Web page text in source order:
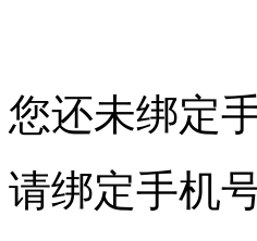
您还未绑定
请绑定手机